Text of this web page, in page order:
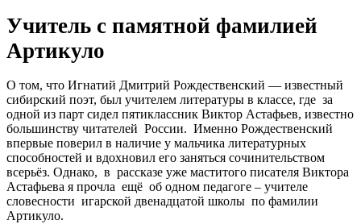
Учитель с памятной фамилией
Артикуло
О том, что Игнатий Дмитрий Рождественский — известный
сибирский поэт, был учителем литературы в классе, где за
одной из парт сидел пятиклассник Виктор Астафьев, известно
большинству читателей России. Именно Рождественский
впервые поверил в наличие у мальчика литературных
способностей и вдохновил его заняться сочинительством
всерьёз. Однако, в рассказе уже маститого писателя Виктора
Астафьева я прочла ещё об одном педагоге – учителе
словесности игарской двенадцатой школы по фамилии
Артикуло.